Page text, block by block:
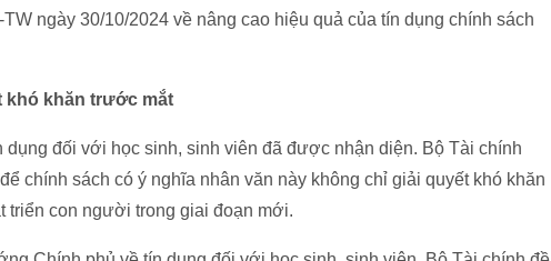
ngày 30/10/2024 về nâng cao hiệu quả của tín dụng chính sách
khó khăn trước mắt
đối với học sinh, sinh viên đã được nhận diện. Bộ Tài chính
chính sách có ý nghĩa nhân văn này không chỉ giải quyết khó khăn
con người trong giai đoạn mới.